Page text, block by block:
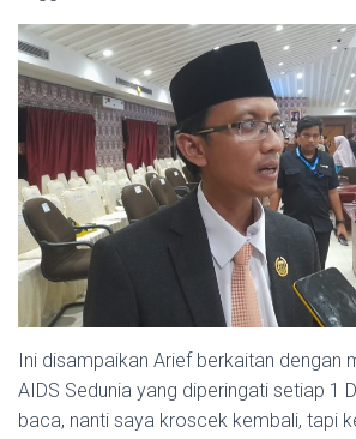
Ini disampaikan Arief ber­kaitan dengan
AIDS Sedunia yang diperi­ngati setiap 1
baca, nanti saya kroscek kembali, tapi